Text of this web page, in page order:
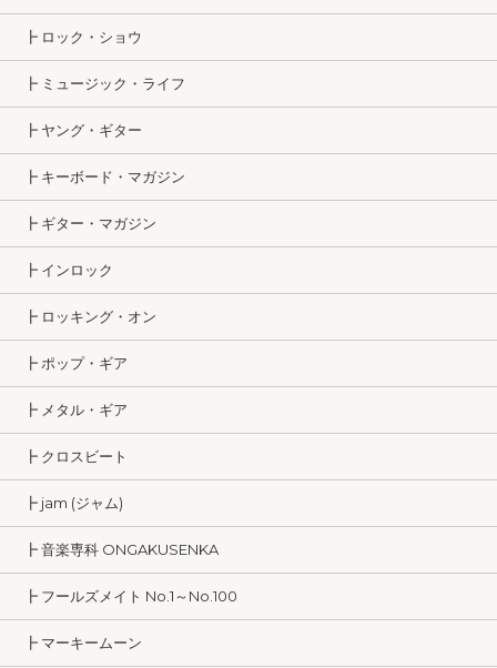
┣ ロック・ショウ
┣ ミュージック・ライフ
┣ ヤング・ギター
┣ キーボード・マガジン
┣ ギター・マガジン
┣ インロック
┣ ロッキング・オン
┣ ポップ・ギア
┣ メタル・ギア
┣ クロスビート
┣ jam (ジャム)
┣ 音楽専科 ONGAKUSENKA
┣ フールズメイト No.1～No.100
┣ マーキームーン